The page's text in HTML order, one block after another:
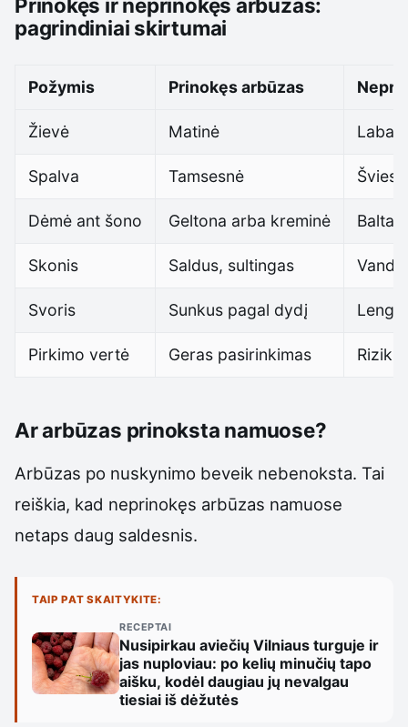
Prinokęs ir neprinokęs arbūzas:
pagrindiniai skirtumai
Požymis Prinokęs arbūzas
Žievė Matinė Labai
Spalva Tamsesnė
Dėmė ant šono Geltona arba kreminė Balta
Skonis Saldus, sultingas
Svoris Sunkus pagal dydį
Pirkimo vertė Geras pasirinkimas
Ar arbūzas prinoksta namuose?
Arbūzas po nuskynimo beveik nebenoksta. Tai
reiškia, kad neprinokęs arbūzas namuose
netaps daug saldesnis.
TAIP PAT SKAITYKITE:
RECEPTAI
Nusipirkau aviečių Vilniaus turguje ir
jas nuploviau: po kelių minučių tapo
aišku, kodėl daugiau jų nevalgau
tiesiai iš dėžutės